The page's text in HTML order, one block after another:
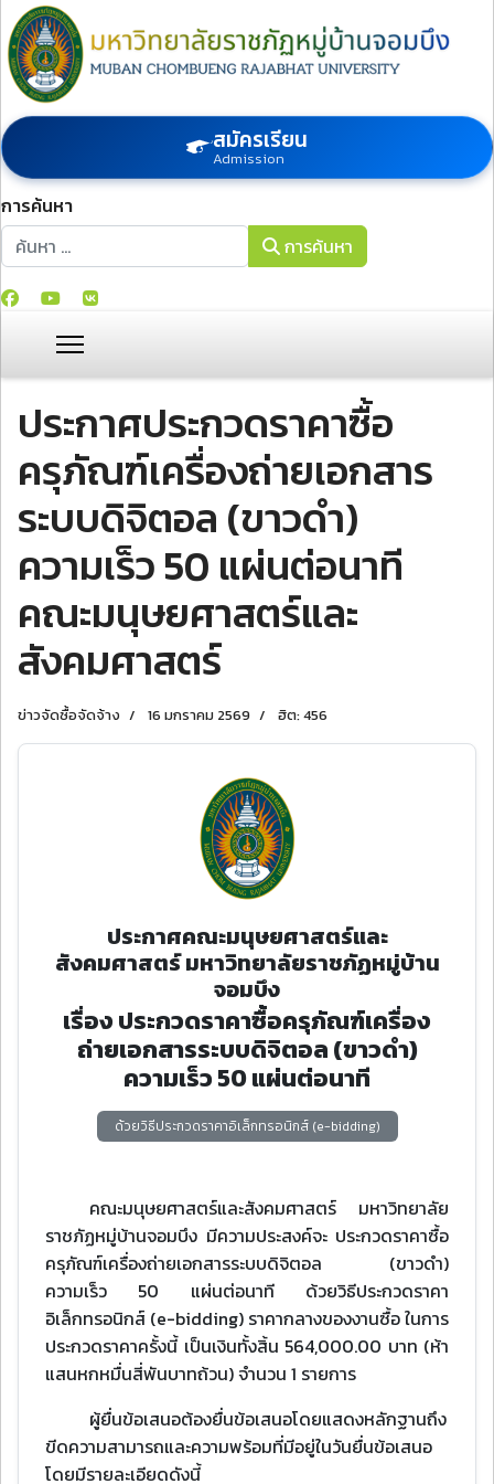
สมัครเรียน
Admission
การค้นหา
การค้นหา
การค้นหา
ประกาศประกวดราคาซื้อ
ครุภัณฑ์เครื่องถ่ายเอกสาร
ระบบดิจิตอล (ขาวดํา)
ความเร็ว 50 แผ่นต่อนาที
คณะมนุษยศาสตร์และ
สังคมศาสตร์
ข่าวจัดซื้อจัดจ้าง 16 มกราคม 2569 ฮิต: 456
ประกาศคณะมนุษยศาสตร์และ
สังคมศาสตร์ มหาวิทยาลัยราชภัฏหมู่บ้าน
จอมบึง
เรื่อง ประกวดราคาซื้อครุภัณฑ์เครื่อง
ถ่ายเอกสารระบบดิจิตอล (ขาวดํา)
ความเร็ว 50 แผ่นต่อนาที
ด้วยวิธีประกวดราคาอิเล็กทรอนิกส์ (e-bidding)
คณะมนุษยศาสตร์และสังคมศาสตร์ มหาวิทยาลัย
ราชภัฏหมู่บ้านจอมบึง มีความประสงค์จะ ประกวดราคาซื้อ
ครุภัณฑ์เครื่องถ่ายเอกสารระบบดิจิตอล (ขาวดํา)
ความเร็ว 50 แผ่นต่อนาที ด้วยวิธีประกวดราคา
อิเล็กทรอนิกส์ (e-bidding) ราคากลางของงานซื้อ ในการ
ประกวดราคาครั้งนี้ เป็นเงินทั้งสิ้น 564,000.00 บาท (ห้า
แสนหกหมื่นสี่พันบาทถ้วน) จํานวน 1 รายการ
ผู้ยื่นข้อเสนอต้องยื่นข้อเสนอโดยแสดงหลักฐานถึง
ขีดความสามารถและความพร้อมที่มีอยู่ในวันยื่นข้อเสนอ
โดยมีรายละเอียดดังนี้